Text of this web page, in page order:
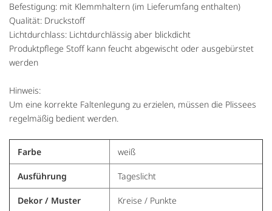
Befestigung: mit Klemmhaltern (im Lieferumfang enthalten)
Qualität: Druckstoff
Lichtdurchlass: Lichtdurchlässig aber blickdicht
Produktpflege Stoff kann feucht abgewischt oder ausgebürstet
werden
Hinweis:
Um eine korrekte Faltenlegung zu erzielen, müssen die Plissees
regelmäßig bedient werden.
Farbe weiß
Ausführung Tageslicht
Dekor / Muster Kreise / Punkte